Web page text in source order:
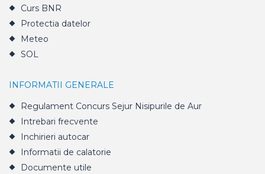
Curs BNR
Protectia datelor
Meteo
SOL
INFORMATII GENERALE
Regulament Concurs Sejur Nisipurile de Aur
Intrebari frecvente
Inchirieri autocar
Informatii de calatorie
Documente utile